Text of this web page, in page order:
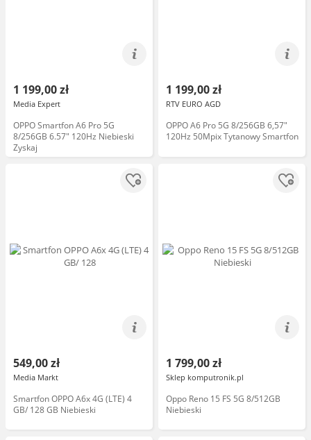
1 199,00 zł
Media Expert
OPPO Smartfon A6 Pro 5G
8/256GB 6.57" 120Hz Niebieski
Zyskaj
1 199,00 zł
RTV EURO AGD
OPPO A6 Pro 5G 8/256GB 6,57"
120Hz 50Mpix Tytanowy Smartfon
549,00 zł
Media Markt
Smartfon OPPO A6x 4G (LTE) 4
GB/ 128 GB Niebieski
1 799,00 zł
Sklep komputronik.pl
Oppo Reno 15 FS 5G 8/512GB
Niebieski